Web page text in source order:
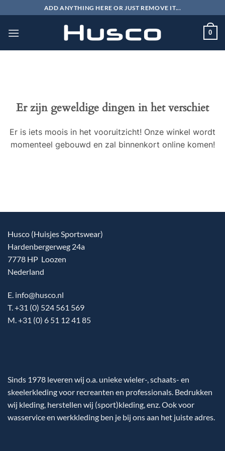
naar
inhoud
ADD ANYTHING HERE OR JUST REMOVE IT...
0
Er zijn geweldige dingen in het verschiet
Er is iets moois in het vooruitzicht! Onze winkel wordt
momenteel gebouwd en zal binnenkort online komen!
Husco (Huisjes Sportswear)
Hardenbergerweg 24a
7778 HP Loozen
Nederland
E. info@husco.nl
T. +31 (0) 524 561 569
M. +31 (0) 6 51 12 41 85
Sinds 1978 leveren wij o.a. unieke wieler-, schaats- en
skeelerkleding voor recreanten en professionals. Bedrukken
wij kleding, herstellen wij (sport)kleding, enz. Ook voor
wasservice en werkkleding ben je bij ons aan het juiste adres.